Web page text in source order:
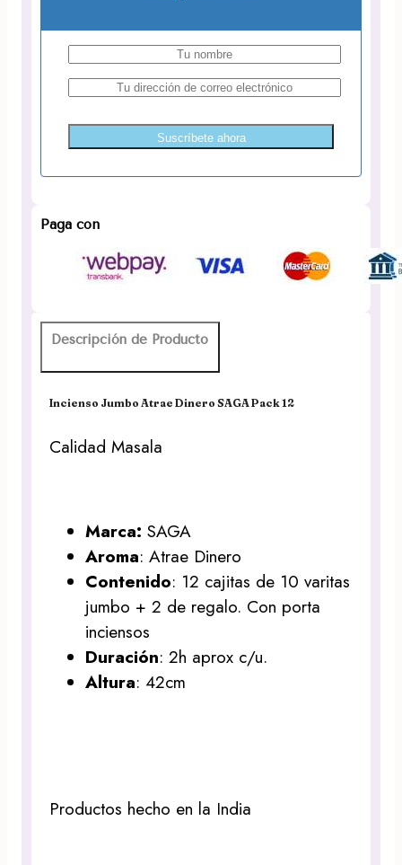
Suscríbete ahora
Paga con
Descripción de Producto
Incienso Jumbo Atrae Dinero SAGA Pack 12
Calidad Masala
Marca: SAGA
Aroma: Atrae Dinero
Contenido: 12 cajitas de 10 varitas
jumbo + 2 de regalo. Con porta
inciensos
Duración: 2h aprox c/u.
Altura: 42cm
Productos hecho en la India